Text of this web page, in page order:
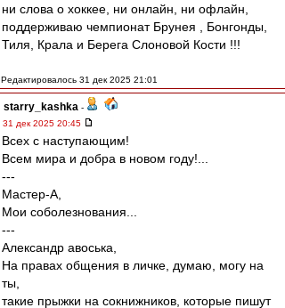
ни слова о хоккее, ни онлайн, ни офлайн,
поддерживаю чемпионат Брунея , Бонгонды,
Тиля, Крала и Берега Слоновой Кости !!!
Редактировалось 31 дек 2025 21:01
starry_kashka -
31 дек 2025 20:45
Всех с наступающим!
Всем мира и добра в новом году!...
---
Мастер-А,
Мои соболезнования...
---
Александр авоська,
На правах общения в личке, думаю, могу на
ты,
такие прыжки на сокнижников, которые пишут